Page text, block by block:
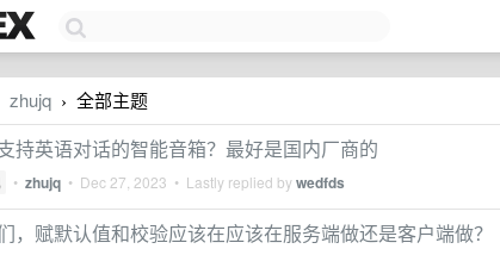
zhujq › 全部主题
持英语对话的智能音箱？最好是国内厂商的
• zhujq • Dec 27, 2023 • Lastly replied bywedfds
，赋默认值和校验应该在应该在服务端做还是客户端做？